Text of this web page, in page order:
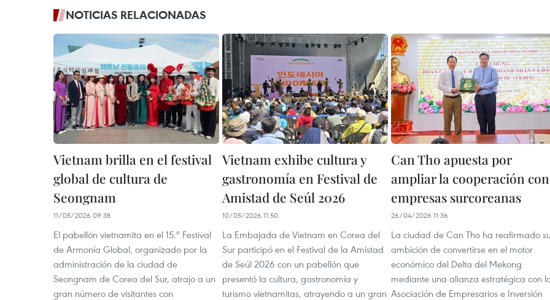
NOTICIAS RELACIONADAS
Vietnam brilla en el festival
global de cultura de
Seongnam
11/05/2026 09:38
El pabellón vietnamita en el 15.º Festival
de Armonía Global, organizado por la
administración de la ciudad de
Seongnam de Corea del Sur, atrajo a un
gran número de visitantes con
Vietnam exhibe cultura y
gastronomía en Festival de
Amistad de Seúl 2026
10/05/2026 11:50
La Embajada de Vietnam en Corea del
Sur participó en el Festival de la Amistad
de Seúl 2026 con un pabellón que
presentó la cultura, gastronomía y
turismo vietnamitas, atrayendo a un gran
Can Tho apuesta por
ampliar la cooperación con
empresas surcoreanas
26/04/2026 11:36
La ciudad de Can Tho ha reafirmado
ambición de convertirse en el motor
económico del Delta del Mekong
mediante una alianza estratégica con
Asociación de Empresarios e Inversión